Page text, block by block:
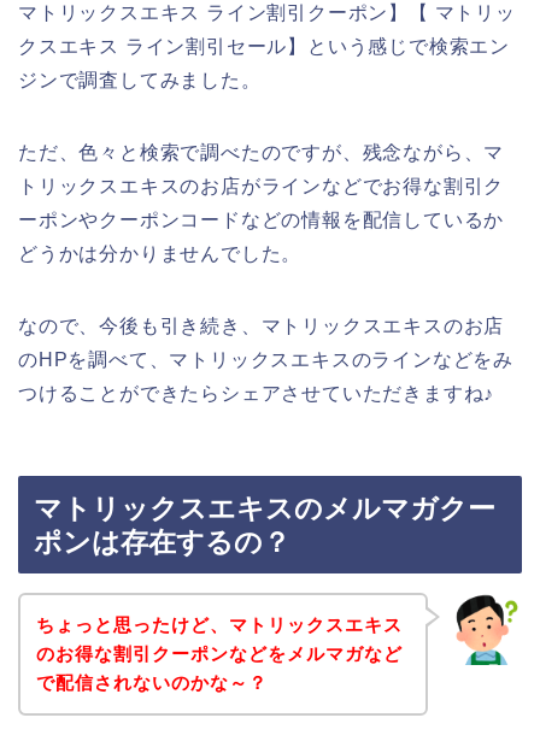
マトリックスエキス ライン割引クーポン】【 マトリッ
クスエキス ライン割引セール】という感じで検索エン
ジンで調査してみました。
ただ、色々と検索で調べたのですが、残念ながら、マ
トリックスエキスのお店がラインなどでお得な割引ク
ーポンやクーポンコードなどの情報を配信しているか
どうかは分かりませんでした。
なので、今後も引き続き、マトリックスエキスのお店
のHPを調べて、マトリックスエキスのラインなどをみ
つけることができたらシェアさせていただきますね♪
マトリックスエキスのメルマガクー
ポンは存在するの？
ちょっと思ったけど、マトリックスエキス
のお得な割引クーポンなどをメルマガなど
で配信されないのかな～？